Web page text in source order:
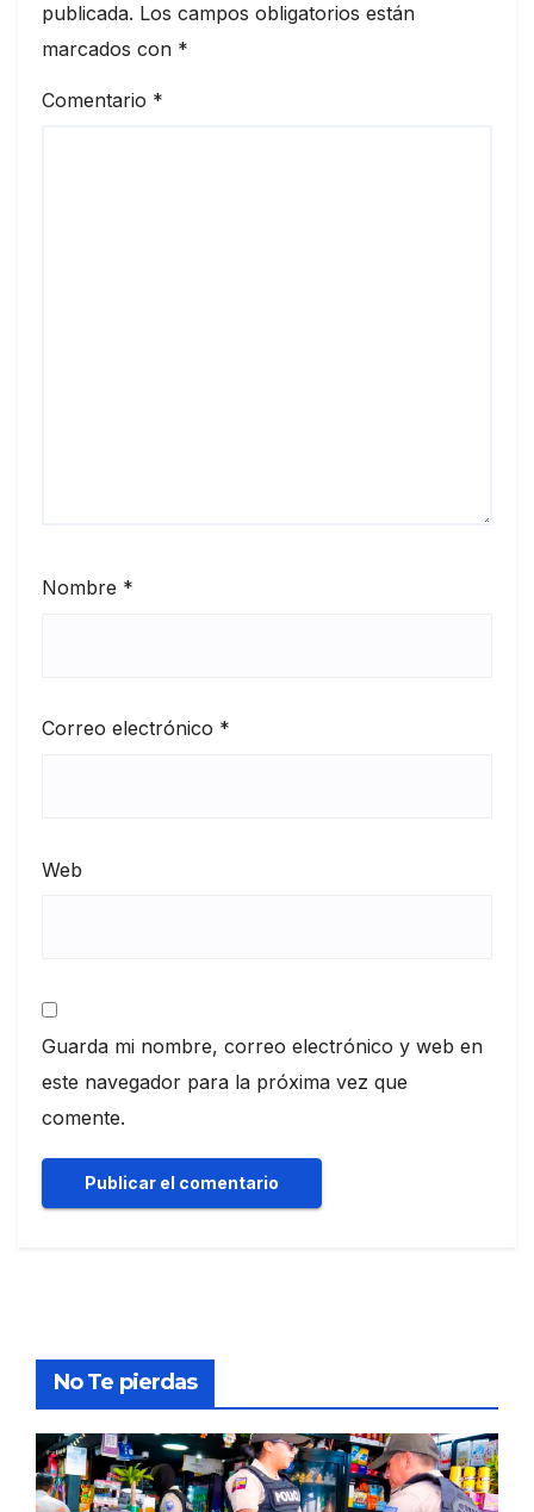
publicada. Los campos obligatorios están
marcados con *
Comentario *
Nombre *
Correo electrónico *
Web
Guarda mi nombre, correo electrónico y web en
este navegador para la próxima vez que
comente.
No Te pierdas